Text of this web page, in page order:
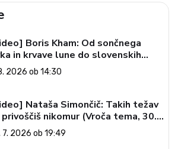
Boris Kham: Od sončnega
in krvave lune do slovenskih
v vesolju (Vroča tema, 2. 8.
2026 ob 14:30
Nataša Simončič: Takih težav
privoščiš nikomur (Vroča tema, 30.
7. 2026 ob 19:49